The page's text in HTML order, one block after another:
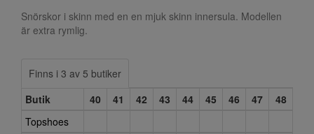
Snörskor i skinn med en en mjuk skinn innersula. Modellen
är extra rymlig.
Finns i 3 av 5 butiker
Butik
40 41 42 43 44 45 46 47
48
Topshoes